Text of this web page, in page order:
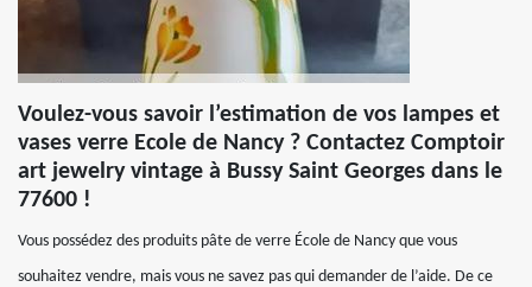
Voulez-vous savoir l’estimation de vos lampes et
vases verre Ecole de Nancy ? Contactez Comptoir
art jewelry vintage à Bussy Saint Georges dans le
77600 !
Vous possédez des produits pâte de verre École de Nancy que vous
souhaitez vendre, mais vous ne savez pas qui demander de l’aide. De ce